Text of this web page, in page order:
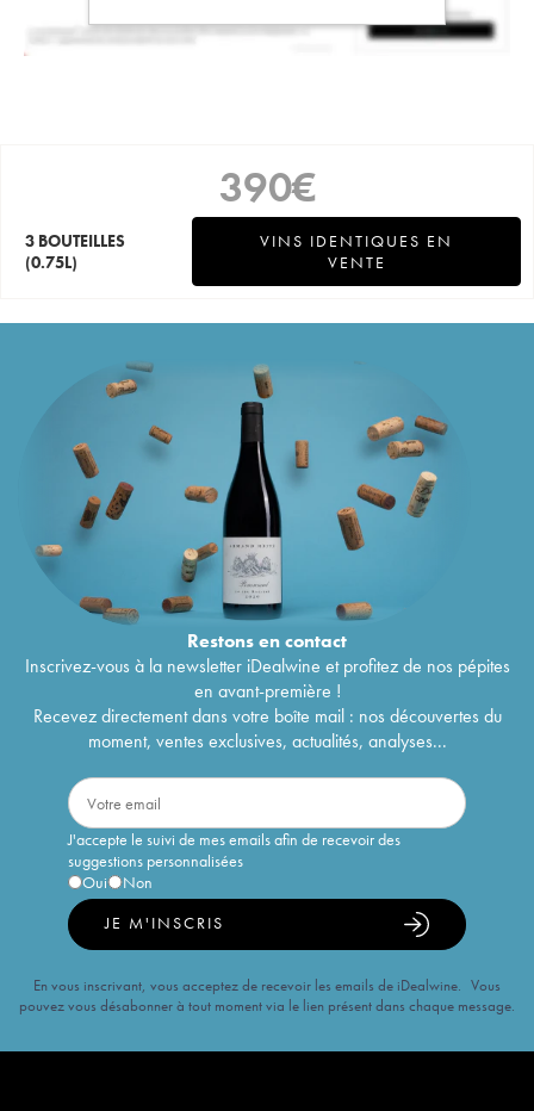
390€
3 BOUTEILLES
(0.75L)
VINS IDENTIQUES EN
VENTE
Restons encontact
Inscrivez-vous à la newsletter iDealwine et profitez de nos pépites
en avant-première !
Recevez directement dans votre boîte mail : nos découvertes du
moment, ventes exclusives, actualités, analyses...
J'accepte le suivi de mes emails afin de recevoir des
suggestions personnalisées
Oui
Non
JE M'INSCRIS
En vous inscrivant, vous acceptez de recevoir les emails de iDealwine. Vous
pouvez vous désabonner à tout moment via le lien présent dans chaque message.